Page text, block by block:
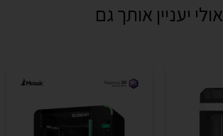
אולי יעניין אותך גם